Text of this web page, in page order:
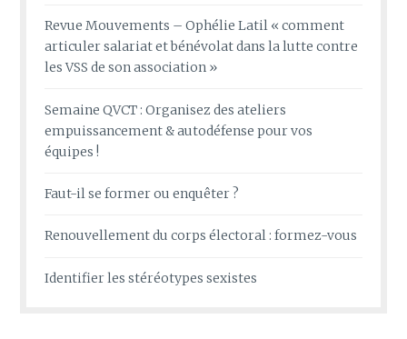
Revue Mouvements – Ophélie Latil « comment
articuler salariat et bénévolat dans la lutte contre
les VSS de son association »
Semaine QVCT : Organisez des ateliers
empuissancement & autodéfense pour vos
équipes !
Faut-il se former ou enquêter ?
Renouvellement du corps électoral : formez-vous
Identifier les stéréotypes sexistes